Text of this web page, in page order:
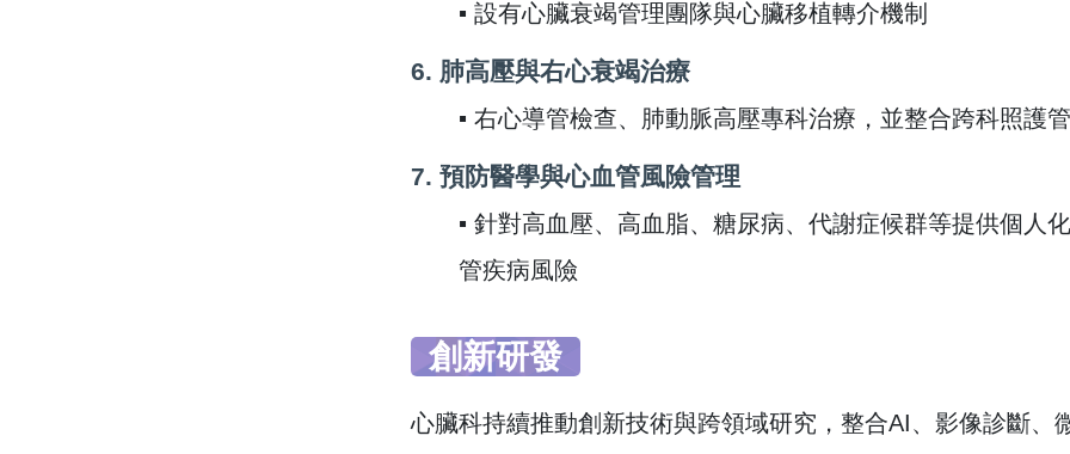
▪ 設有心臟衰竭管理團隊與心臟移植轉介機制
6. 肺高壓與右心衰竭治療
▪ 右心導管檢查、肺動脈高壓專科治療，並整合跨科照護
7. 預防醫學與心血管風險管理
▪ 針對高血壓、高血脂、糖尿病、代謝症候群等提供個人
管疾病風險
創新研發
心臟科持續推動創新技術與跨領域研究，整合AI、影像診斷